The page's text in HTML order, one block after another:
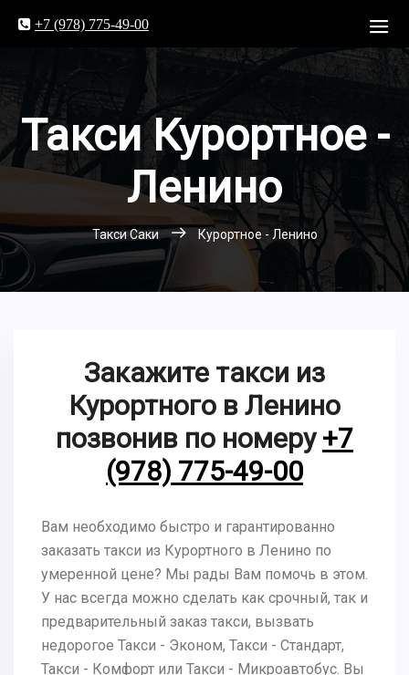
+7 (978) 775-49-00
Такси Курортное -
Ленино
Такси Саки Курортное - Ленино
Закажите такси из
Курортного в Ленино
позвонив по номеру +7
(978) 775-49-00
Вам необходимо быстро и гарантированно
заказать такси из Курортного в Ленино по
умеренной цене? Мы рады Вам помочь в этом.
У нас всегда можно сделать как срочный, так и
предварительный заказ такси, вызвать
недорогое Такси - Эконом, Такси - Стандарт,
Такси - Комфорт или Такси - Микроавтобус. Вы